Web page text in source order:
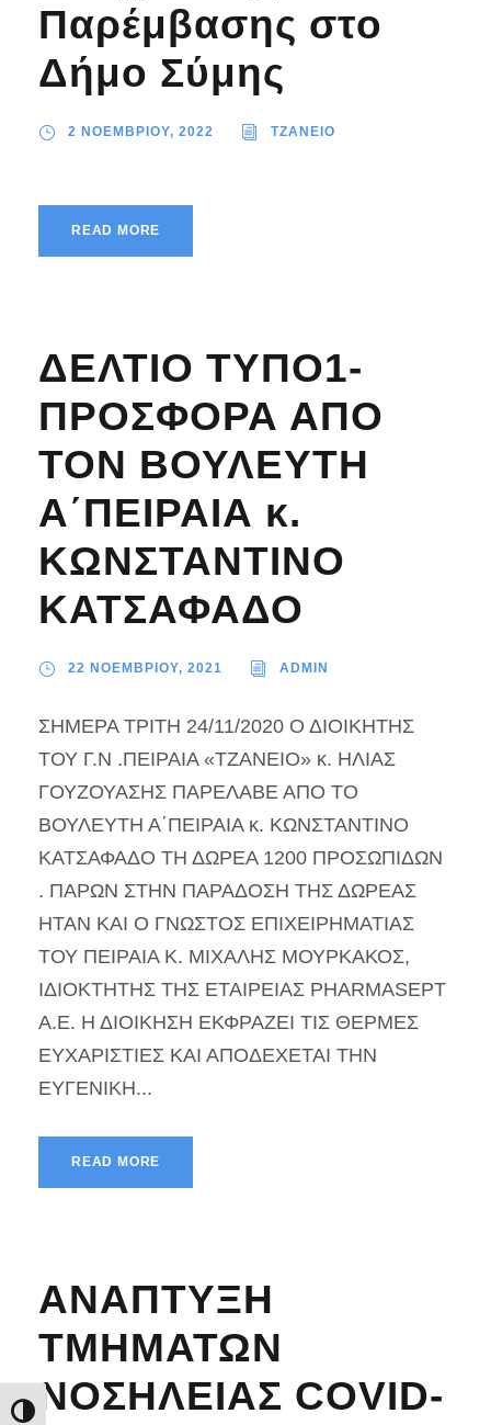
Εναλλαγή Υψηλής Αντίθεσης
Παρέμβασης στο
Δήμο Σύμης
2 ΝΟΕΜΒΡΙΟΥ, 2022 TZANEIO
READ MORE
ΔΕΛΤΙΟ ΤΥΠΟ1-
ΠΡΟΣΦΟΡΑ ΑΠΟ
ΤΟΝ ΒΟΥΛΕΥΤΗ
Α΄ΠΕΙΡΑΙΑ κ.
ΚΩΝΣΤΑΝΤΙΝΟ
ΚΑΤΣΑΦΑΔΟ
22 ΝΟΕΜΒΡΙΟΥ, 2021 ADMIN
ΣΗΜΕΡΑ ΤΡΙΤΗ 24/11/2020 Ο ΔΙΟΙΚΗΤΗΣ
ΤΟΥ Γ.Ν .ΠΕΙΡΑΙΑ «ΤΖΑΝΕΙΟ» κ. ΗΛΙΑΣ
ΓΟΥΖΟΥΑΣΗΣ ΠΑΡΕΛΑΒΕ ΑΠΟ ΤΟ
ΒΟΥΛΕΥΤΗ Α΄ΠΕΙΡΑΙΑ κ. ΚΩΝΣΤΑΝΤΙΝΟ
ΚΑΤΣΑΦΑΔΟ ΤΗ ΔΩΡΕΑ 1200 ΠΡΟΣΩΠΙΔΩΝ
. ΠΑΡΩΝ ΣΤΗΝ ΠΑΡΑΔΟΣΗ ΤΗΣ ΔΩΡΕΑΣ
ΗΤΑΝ ΚΑΙ Ο ΓΝΩΣΤΟΣ ΕΠΙΧΕΙΡΗΜΑΤΙΑΣ
ΤΟΥ ΠΕΙΡΑΙΑ Κ. ΜΙΧΑΛΗΣ ΜΟΥΡΚΑΚΟΣ,
ΙΔΙΟΚΤΗΤΗΣ ΤΗΣ ΕΤΑΙΡΕΙΑΣ PHARMASEPT
A.E. Η ΔΙΟΙΚΗΣΗ ΕΚΦΡΑΖΕΙ ΤΙΣ ΘΕΡΜΕΣ
ΕΥΧΑΡΙΣΤΙΕΣ ΚΑΙ ΑΠΟΔΕΧΕΤΑΙ ΤΗΝ
ΕΥΓΕΝΙΚΗ...
READ MORE
ΑΝΑΠΤΥΞΗ
ΤΜΗΜΑΤΩΝ
ΝΟΣΗΛΕΙΑΣ COVID-